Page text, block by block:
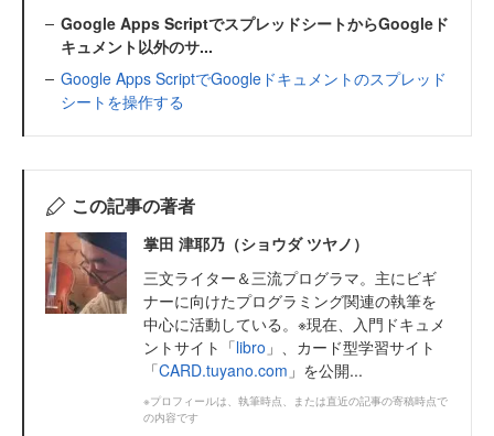
Google Apps ScriptでスプレッドシートからGoogleド
キュメント以外のサ...
Google Apps ScriptでGoogleドキュメントのスプレッド
シートを操作する
この記事の著者
掌田 津耶乃（ショウダ ツヤノ）
三文ライター＆三流プログラマ。主にビギ
ナーに向けたプログラミング関連の執筆を
中心に活動している。※現在、入門ドキュメ
ントサイト「libro 」、カード型学習サイト
「CARD.tuyano.com 」を公開...
※プロフィールは、執筆時点、または直近の記事の寄稿時点で
の内容です